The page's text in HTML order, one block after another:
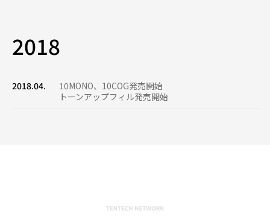
2018
2018.04.
10ΜΟΝΟ、10COG発売開始
トーンアップフィル発売開始